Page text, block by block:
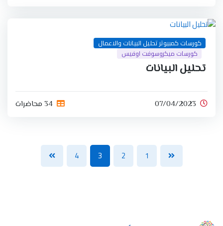
كورسات كمبيوتر تحليل البيانات والاعمال
كورسات ميكروسوفت اوفيس
تحليل البيانات
07/04/2023 34 محاضرات
1
2
3
4